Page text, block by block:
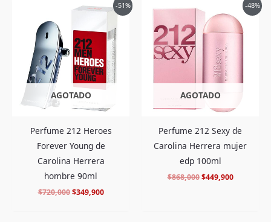
-51%
AGOTADO
Perfume 212 Heroes
Forever Young de
Carolina Herrera
hombre 90ml
$720,000
precio
era:
$720,000.
$349,900
precio
es:
$349,900.
-48%
AGOTADO
Perfume 212 Sexy de
Carolina Herrera mujer
edp 100ml
$868,000
precio
original
era:
$868,000.
$449,900
precio
actual
es: